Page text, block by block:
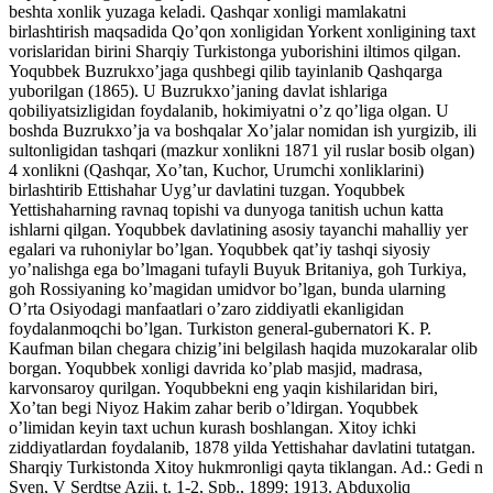
beshta xonlik yuzaga keladi. Qashqar xonligi mamlakatni
birlashtirish maqsadida Qo’qon xonligidan Yorkent xonligining taxt
vorislaridan birini Sharqiy Turkistonga yuborishini iltimos qilgan.
Yoqubbek Buzrukxo’jaga qushbegi qilib tayinlanib Qashqarga
yuborilgan (1865). U Buzrukxo’janing davlat ishlariga
qobiliyatsizligidan foydalanib, hokimiyatni o’z qo’liga olgan. U
boshda Buzrukxo’ja va boshqalar Xo’jalar nomidan ish yurgizib, ili
sultonligidan tashqari (mazkur xonlikni 1871 yil ruslar bosib olgan)
4 xonlikni (Qashqar, Xo’tan, Kuchor, Urumchi xonliklarini)
birlashtirib Ettishahar Uyg’ur davlatini tuzgan. Yoqubbek
Yettishaharning ravnaq topishi va dunyoga tanitish uchun katta
ishlarni qilgan. Yoqubbek davlatining asosiy tayanchi mahalliy yer
egalari va ruhoniylar bo’lgan. Yoqubbek qat’iy tashqi siyosiy
yo’nalishga ega bo’lmagani tufayli Buyuk Britaniya, goh Turkiya,
goh Rossiyaning ko’magidan umidvor bo’lgan, bunda ularning
O’rta Osiyodagi manfaatlari o’zaro ziddiyatli ekanligidan
foydalanmoqchi bo’lgan. Turkiston general-gubernatori K. P.
Kaufman bilan chegara chizig’ini belgilash haqida muzokaralar olib
borgan. Yoqubbek xonligi davrida ko’plab masjid, madrasa,
karvonsaroy qurilgan. Yoqubbekni eng yaqin kishilaridan biri,
Xo’tan begi Niyoz Hakim zahar berib o’ldirgan. Yoqubbek
o’limidan keyin taxt uchun kurash boshlangan. Xitoy ichki
ziddiyatlardan foydalanib, 1878 yilda Yettishahar davlatini tutatgan.
Sharqiy Turkistonda Xitoy hukmronligi qayta tiklangan. Ad.: Gedi n
Sven, V Serdtse Azii, t. 1-2, Spb., 1899; 1913. Abduxoliq